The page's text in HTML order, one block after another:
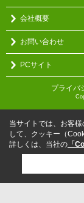
会社概要
お問い合わせ
PCサイト
プライバ
当サイトでは、お客
して、クッキー（
詳しくは、当社の 「